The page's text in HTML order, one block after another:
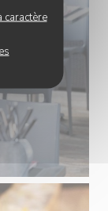
caractère